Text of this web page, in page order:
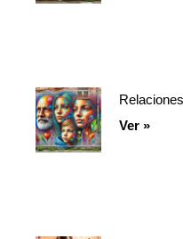
Ver »